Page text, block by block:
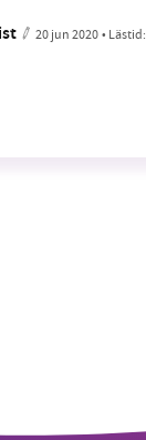
20 jun 2020• Lästid: